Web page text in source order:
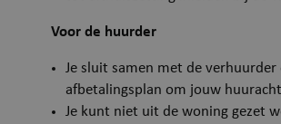
Voor de huurder
Je sluit samen met de
afbetalingsplan om jouw
Je kunt niet uit de woning gezet